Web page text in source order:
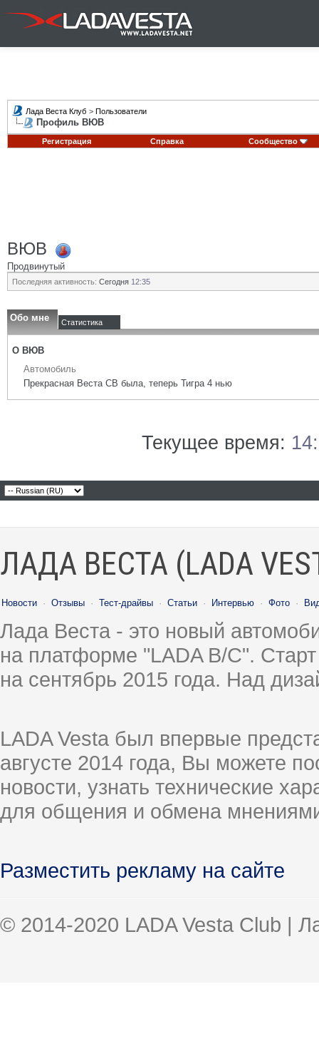
Лада Веста Клуб > Пользователи
Профиль ВЮВ
Регистрация Справка Сообщество
ВЮВ
Продвинутый
Последняя активность: Сегодня 12:35
Обо мне Статистика
О ВЮВ
Автомобиль
Прекрасная Веста СВ была, теперь Тигра 4 нью
Текущее время:
ЛАДА ВЕСТА (LADA
Новости · Отзывы · Тест-драйвы · Статьи · Интервью · Фото ·
Лада Веста - это новый
на платформе "LADA B/C".
на сентябрь 2015 года. Над
LADA Vesta был впервые
августе 2014 года, Вы можете
новости, узнать технические
для общения и обмена
Разместить рекламу на сайте
© 2014-2020 LADA Vesta Club |